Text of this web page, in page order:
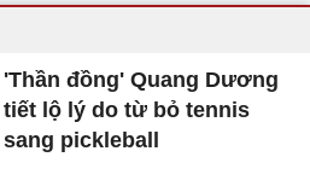
'Thần đồng' Quang Dương
tiết lộ lý do từ bỏ tennis
sang pickleball